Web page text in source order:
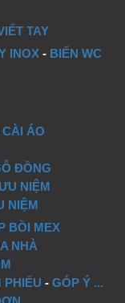
TAY
INOX - BIỂN WC
CÀI ÁO
ĐỒNG
NIỆM
NIỆM
BỒI MEX
NHÀ
PHIẾU - GÓP Ý ...